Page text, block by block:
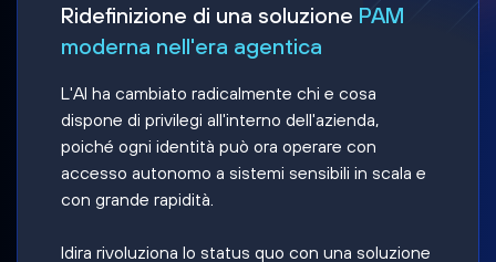
Ridefinizione di una soluzione PAM
moderna nell'era agentica
L'AI ha cambiato radicalmente chi e cosa
dispone di privilegi all'interno dell'azienda,
poiché ogni identità può ora operare con
accesso autonomo a sistemi sensibili in scala e
con grande rapidità.
Idira rivoluziona lo status quo con una soluzione